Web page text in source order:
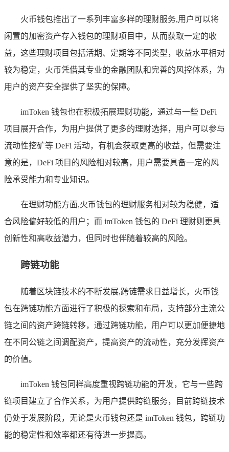
火币钱包推出了一系列丰富多样的理财服务,用户可以将
闲置的加密资产存入钱包的理财项目中，从而获取一定的收
益，这些理财项目包括活期、定期等不同类型，收益水平相对
较为稳定，火币凭借其专业的金融团队和完善的风控体系，为
用户的资产安全提供了坚实的保障。
imToken 钱包也在积极拓展理财功能，通过与一些 DeFi
项目展开合作，为用户提供了更多的理财选择，用户可以参与
流动性挖矿等 DeFi 活动，有机会获取更高的收益，但需要注
意的是，DeFi 项目的风险相对较高，用户需要具备一定的风
险承受能力和专业知识。
在理财功能方面,火币钱包的理财服务相对较为稳健，适
合风险偏好较低的用户；而 imToken 钱包的 DeFi 理财则更具
创新性和高收益潜力，但同时也伴随着较高的风险。
跨链功能
随着区块链技术的不断发展,跨链需求日益增长，火币钱
包在跨链功能方面进行了积极的探索和布局，支持部分主流公
链之间的资产跨链转移，通过跨链功能，用户可以更加便捷地
在不同公链之间调配资产，提高资产的流动性，充分发挥资产
的价值。
imToken 钱包同样高度重视跨链功能的开发，它与一些跨
链项目建立了合作关系，为用户提供跨链服务，目前跨链技术
仍处于发展阶段，无论是火币钱包还是 imToken 钱包，跨链功
能的稳定性和效率都还有待进一步提高。